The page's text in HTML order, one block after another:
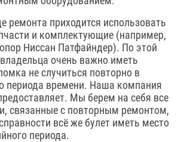
ремонта приходится использовать
и комплектующие (например,
Ниссан Патфайндер). По этой
очень важно иметь
не случиться повторно в
периода времени. Наша компания
Мы берем на себя все
связанные с повторным ремонтом,
всё же булет иметь место
периода.